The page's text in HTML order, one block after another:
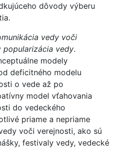
dôvody výberu
vedy voči
popularizácia vedy.
modely
deficitného modelu
o vede až po
model vťahovania
do vedeckého
priame a nepriame
voči verejnosti, ako sú
festivaly vedy, vedecké